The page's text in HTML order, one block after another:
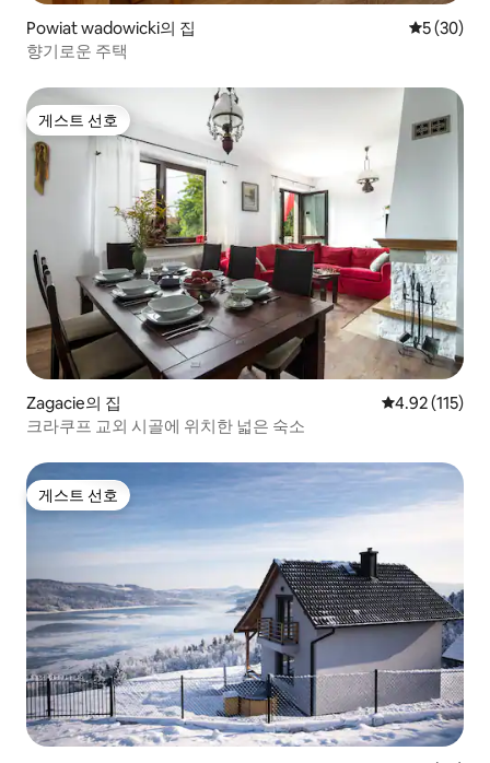
Powiat wadowicki의 집 평점 5점(5
5 (30)
향기로운 주택
게스트 선호
게스트 선호
Zagacie의 집 평점 4.92점(5
4.92 (115)
크라쿠프 교외 시골에 위치한 넓은 숙소
게스트 선호
게스트 선호